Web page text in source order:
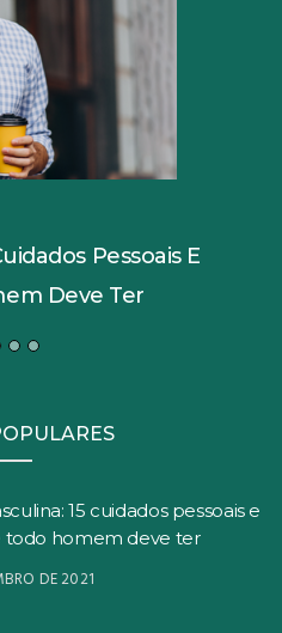
Pessoais E
Deve Ter
15 cuidados pessoais e
todo homem deve ter
DE 2021